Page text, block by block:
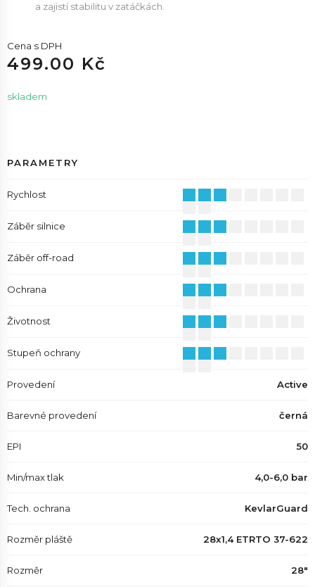
a zajistí stabilitu v zatáčkách.
Cena s DPH
499.00 Kč
skladem
PARAMETRY
Rychlost
Záběr silnice
Záběr off-road
Ochrana
Životnost
Stupeň ochrany
Provedení Active
Barevné provedení černá
EPI 50
Min/max tlak 4,0-6,0 bar
Tech. ochrana KevlarGuard
Rozměr pláště 28x1,4 ETRTO 37-622
Rozměr 28"